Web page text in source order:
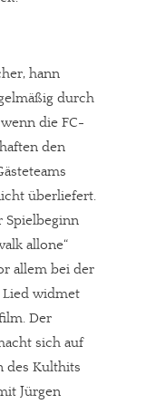
hann
durch
die FC-
den
überliefert.
Spielbeginn
allone“
allem bei der
Lied widmet
Der
sich auf
des Kulthits
Jürgen